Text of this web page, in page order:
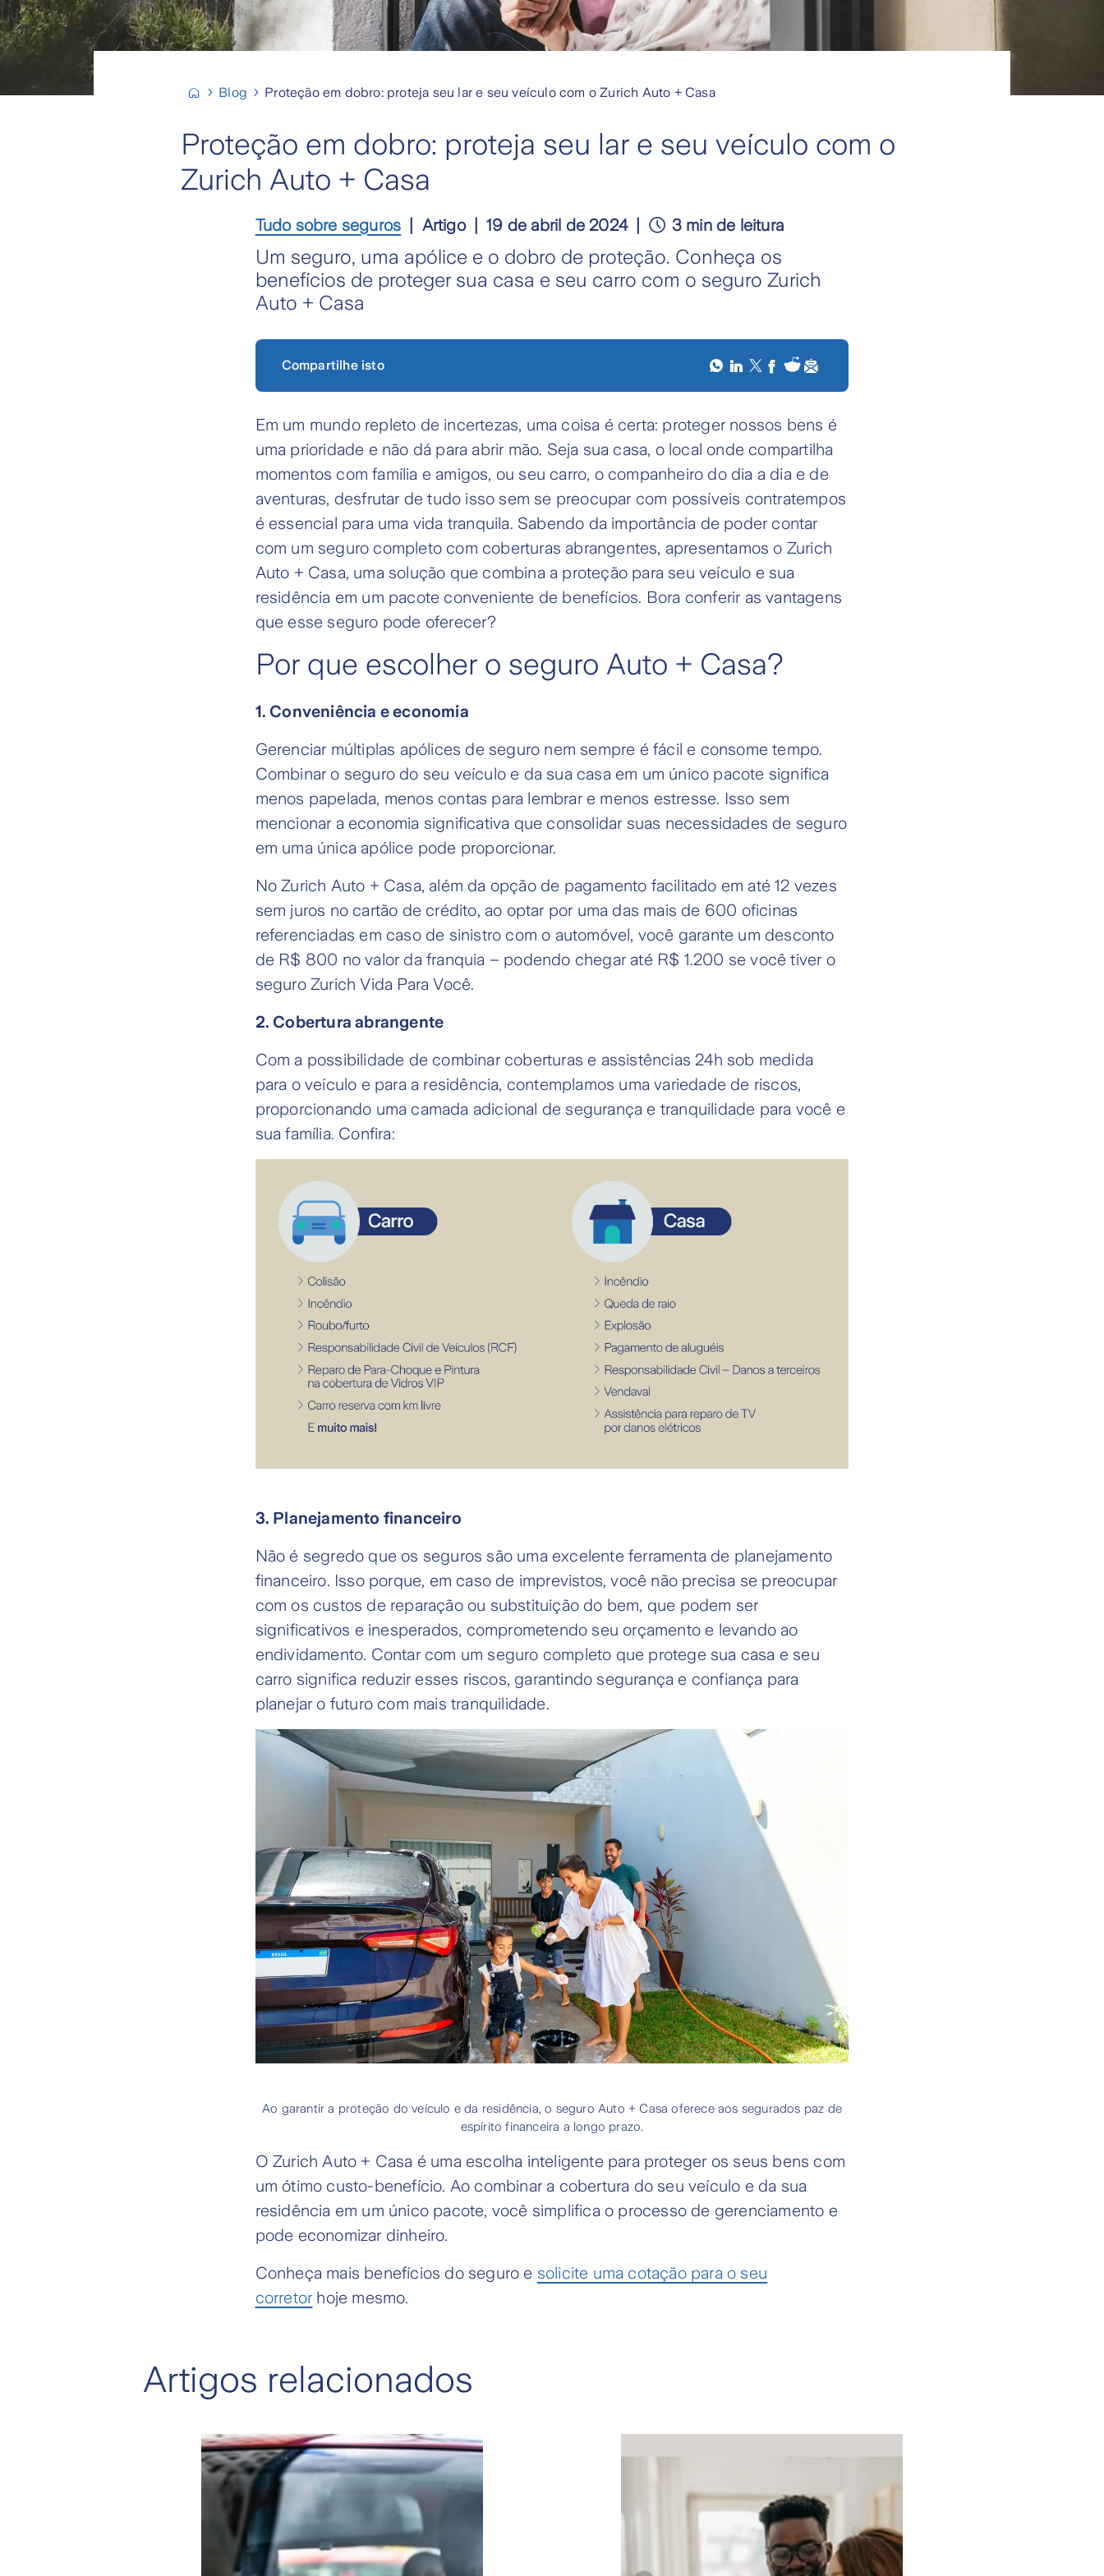
Blog Proteção em dobro: proteja seu lar e seu veículo com o Zurich Auto + Casa
Proteção em dobro: proteja seu lar e seu veículo com o
Zurich Auto + Casa
Tudo sobre seguros Artigo 19 de abril de 2024 3 min de leitura
Um seguro, uma apólice e o dobro de proteção. Conheça os
benefícios de proteger sua casa e seu carro com o seguro Zurich
Auto + Casa
Compartilhe isto
Em um mundo repleto de incertezas, uma coisa é certa: proteger nossos bens é
uma prioridade e não dá para abrir mão. Seja sua casa, o local onde compartilha
momentos com família e amigos, ou seu carro, o companheiro do dia a dia e de
aventuras, desfrutar de tudo isso sem se preocupar com possíveis contratempos
é essencial para uma vida tranquila. Sabendo da importância de poder contar
com um seguro completo com coberturas abrangentes, apresentamos o Zurich
Auto + Casa, uma solução que combina a proteção para seu veículo e sua
residência em um pacote conveniente de benefícios. Bora conferir as vantagens
que esse seguro pode oferecer?
Por que escolher o seguro Auto + Casa?
1. Conveniência e economia
Gerenciar múltiplas apólices de seguro nem sempre é fácil e consome tempo.
Combinar o seguro do seu veículo e da sua casa em um único pacote significa
menos papelada, menos contas para lembrar e menos estresse. Isso sem
mencionar a economia significativa que consolidar suas necessidades de seguro
em uma única apólice pode proporcionar.
No Zurich Auto + Casa, além da opção de pagamento facilitado em até 12 vezes
sem juros no cartão de crédito, ao optar por uma das mais de 600 oficinas
referenciadas em caso de sinistro com o automóvel, você garante um desconto
de R$ 800 no valor da franquia – podendo chegar até R$ 1.200 se você tiver o
seguro Zurich Vida Para Você.
2. Cobertura abrangente
Com a possibilidade de combinar coberturas e assistências 24h sob medida
para o veículo e para a residência, contemplamos uma variedade de riscos,
proporcionando uma camada adicional de segurança e tranquilidade para você e
sua família. Confira:
3. Planejamento financeiro
Não é segredo que os seguros são uma excelente ferramenta de planejamento
financeiro. Isso porque, em caso de imprevistos, você não precisa se preocupar
com os custos de reparação ou substituição do bem, que podem ser
significativos e inesperados, comprometendo seu orçamento e levando ao
endividamento. Contar com um seguro completo que protege sua casa e seu
carro significa reduzir esses riscos, garantindo segurança e confiança para
planejar o futuro com mais tranquilidade.
Ao garantir a proteção do veículo e da residência, o seguro Auto + Casa oferece aos segurados paz de
espírito financeira a longo prazo.
O Zurich Auto + Casa é uma escolha inteligente para proteger os seus bens com
um ótimo custo-benefício. Ao combinar a cobertura do seu veículo e da sua
residência em um único pacote, você simplifica o processo de gerenciamento e
pode economizar dinheiro.
Conheça mais benefícios do seguro e solicite uma cotação para o seu
corretor hoje mesmo.
Artigos relacionados